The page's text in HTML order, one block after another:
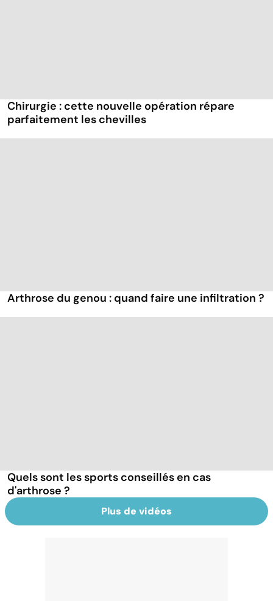
Chirurgie : cette nouvelle opération répare
parfaitement les chevilles
Arthrose du genou : quand faire une infiltration ?
Quels sont les sports conseillés en cas
d'arthrose ?
Plus de vidéos